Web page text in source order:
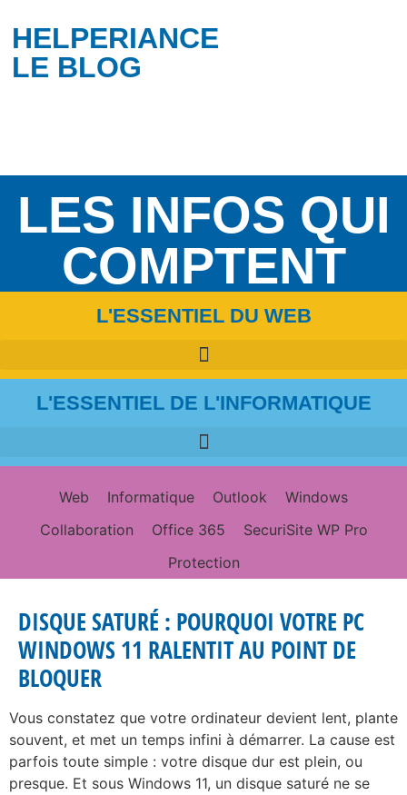
HELPERIANCE
LE BLOG
LES INFOS QUI
COMPTENT
L'ESSENTIEL DU WEB
L'ESSENTIEL DE L'INFORMATIQUE
Web Informatique Outlook
Windows
Collaboration
Office 365
SecuriSite WP Pro
Protection
DISQUE SATURÉ : POURQUOI VOTRE PC
WINDOWS 11 RALENTIT AU POINT DE
BLOQUER
Vous constatez que votre ordinateur devient lent, plante
souvent, et met un temps infini à démarrer. La cause est
parfois toute simple : votre disque dur est plein, ou
presque. Et sous Windows 11, un disque saturé ne se